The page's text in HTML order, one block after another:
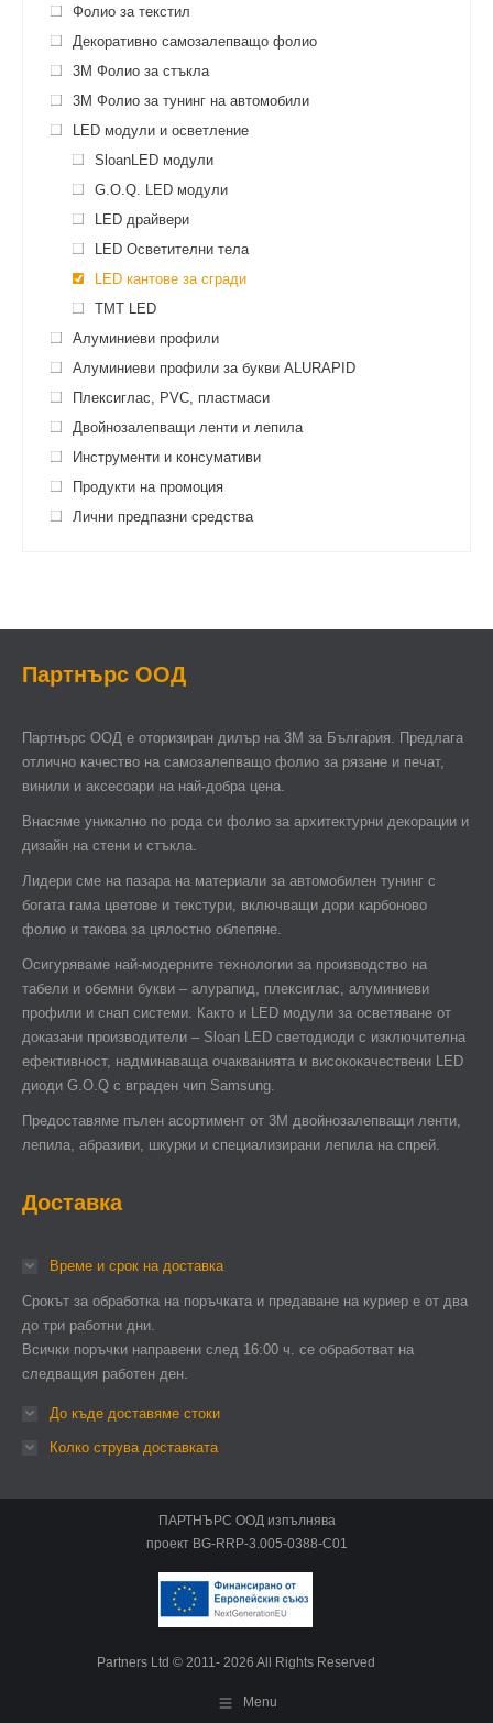
Фолио за текстил
Декоративно самозалепващо фолио
3M Фолио за стъкла
3M Фолио за тунинг на автомобили
LED модули и осветление
SloanLED модули
G.O.Q. LED модули
LED драйвeри
LED Осветителни тела
LED кантове за сгради
TMT LED
Алуминиеви профили
Алуминиеви профили за букви ALURAPID
Плексиглас, PVC, пластмаси
Двойнозалепващи ленти и лепила
Инструменти и консумативи
Продукти на промоция
Лични предпазни средства
Партнърс ООД
Партнърс ООД e оторизиран дилър на 3М за България. Предлага
отлично качество на самозалепващо фолио за рязане и печат,
винили и аксесоари на най-добра цена.
Внасяме уникално по рода си фолио за архитектурни декорации и
дизайн на стени и стъкла.
Лидери сме на пазара на материали за автомобилен тунинг с
богата гама цветове и текстури, включващи дори карбоново
фолио и такова за цялостно облепяне.
Осигуряваме най-модерните технологии за производство на
табели и обемни букви – алурапид, плексиглас, алуминиеви
профили и снап системи. Както и LED модули за осветяване от
доказани производители – Sloan LED светодиоди с изключителна
ефективност, надминаваща очакванията и висококачествени LED
диоди G.O.Q с вграден чип Samsung.
Предоставяме пълен асортимент от 3М двойнозалепващи ленти,
лепила, абразиви, шкурки и специализирани лепила на спрей.
Доставка
Време и срок на доставка
Срокът за обработка на поръчката и предаване на куриер е от два
до три работни дни.
Всички поръчки направени след 16:00 ч. се обработват на
следващия работен ден.
До къде доставяме стоки
Колко струва доставката
Partners Ltd © 2011- 2026 All Rights Reserved
ПАРТНЪРС ООД изпълнява
проект BG-RRP-3.005-0388-C01
Menu